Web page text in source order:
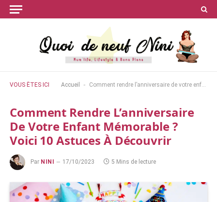
VOUS ÊTES ICI Accueil - Comment rendre l’anniversaire de votre enfant mémorable ? Voici 10 astuces à découvrir
Comment Rendre L’anniversaire
De Votre Enfant Mémorable ?
Voici 10 Astuces À Découvrir
Par NINI 17/10/2023 5 Mins de lecture